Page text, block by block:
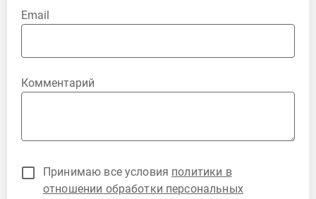
Email
Комментарий
Принимаю все условия политики в
отношении обработки персональных